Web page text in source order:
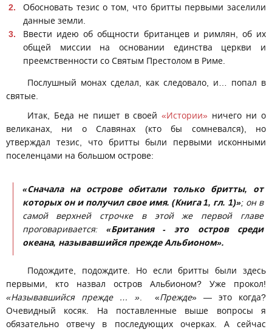
Обосновать тезис о том, что бритты первыми заселили
данные земли.
Ввести идею об общности британцев и римлян, об их
общей миссии на основании единства церкви и
преемственности со Святым Престолом в Риме.
Послушный монах сделал, как следовало, и… попал в
святые.
Итак, Беда не пишет в своей«Истории» ничего ни о
великанах, ни о Славянах (кто бы сомневался), но
утверждал тезис, что бритты были первыми исконными
поселенцами на большом острове:
«Сначала на острове обитали только бритты, от
которых он и получил свое имя. (Книга 1, гл. 1)»; он в
самой верхней строчке в этой же первой главе
проговаривается: «Британия - это остров среди
океана, называвшийся прежде Альбионом».
Подождите, подождите. Но если бритты были здесь
первыми, кто назвал остров Альбионом? Уже прокол!
«Называвшийся прежде … ». «Прежде» — это когда?
Очевидный косяк. На поставленные выше вопросы я
обязательно отвечу в последующих очерках. А сейчас